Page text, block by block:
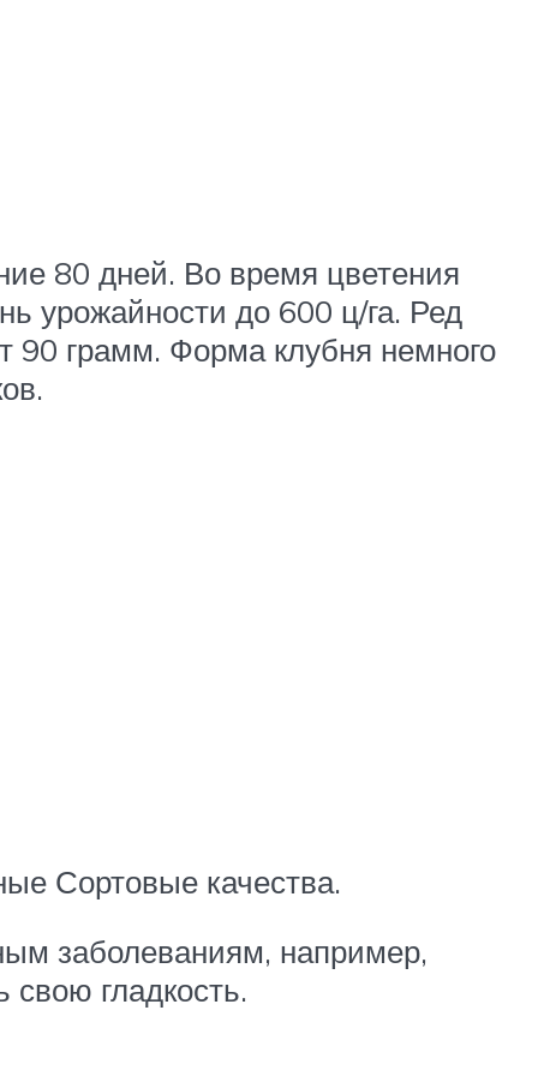
80 дней. Во время цветения
урожайности до 600 ц/га. Ред
90 грамм. Форма клубня немного
Сортовые качества.
заболеваниям, например,
гладкость.